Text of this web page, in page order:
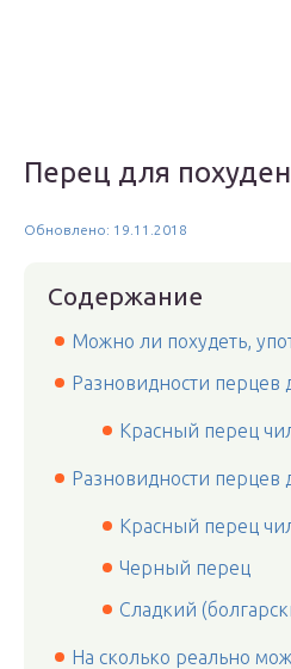
Перец для
Обновлено: 19.11.2018
Содержание
Можно ли похудеть,
Разновидности перцев
Красный перец
Разновидности перцев
Красный перец
Черный перец
Сладкий
На сколько реально